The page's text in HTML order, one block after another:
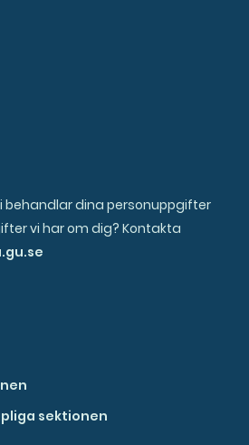
behandlar dina personuppgifter
vi har om dig? Kontakta
sektionen